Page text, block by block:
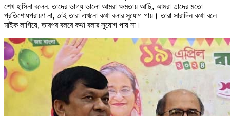
শেখ হাসিনা বলেন, তাদের ভাগ্য ভালো আমরা ক্ষমতায় আছি, আমরা তাদের মতো
প্রতিশোধপরায়ণ না, তাই তারা এখনো কথা বলার সুযোগ পায়। তারা সারাদিন কথা বলে
মাইক লাগিয়ে, তারপর বলবে কথা বলার সুযোগ পায় না।